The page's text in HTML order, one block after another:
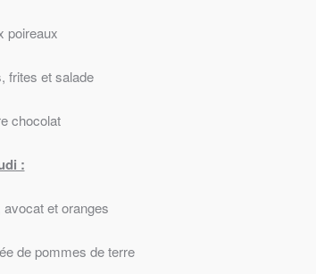
poireaux
frites et salade
chocolat
:
avocat et oranges
de pommes de terre